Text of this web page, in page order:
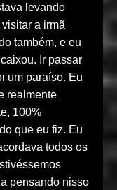
levando
a irmã
também, e eu
Ir passar
um paraíso. Eu
realmente
100%
que eu fiz. Eu
todos os
pensando nisso